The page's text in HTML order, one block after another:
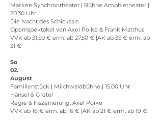
Masken Synchrontheater | Bühne Amphietheater |
20.30 Uhr
Die Nacht des Schicksals
Opernspektakel von Axel Poike & Frank Matthus
VVK ab 31,50 € erm. ab 27,50 € |AK ab 35 € erm. ab
31 €
So
02.
August
Familienstück | Milchwaldbühne | 15.00 Uhr
Hänsel & Gretel
Regie & Inszenierung: Axel Poike
VVK ab 18 € erm. ab 16 € |AK ab 21 € erm. ab 19 €